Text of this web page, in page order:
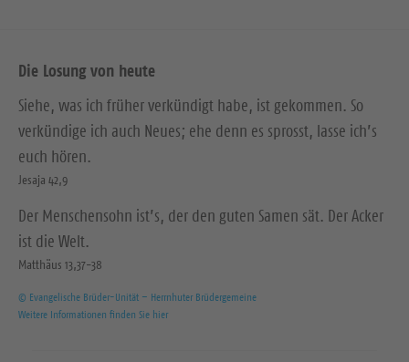
Die Losung von heute
Siehe, was ich früher verkündigt habe, ist gekommen. So
verkündige ich auch Neues; ehe denn es sprosst, lasse ich’s
euch hören.
Jesaja 42,9
Der Menschensohn ist’s, der den guten Samen sät. Der Acker
ist die Welt.
Matthäus 13,37-38
© Evangelische Brüder-Unität – Herrnhuter Brüdergemeine
Weitere Informationen finden Sie hier